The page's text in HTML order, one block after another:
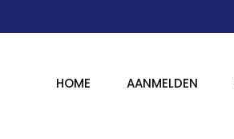
HOME AANMELDEN